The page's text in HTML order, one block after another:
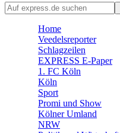
Home
Veedelsreporter
Schlagzeilen
EXPRESS E-Paper
1. FC Köln
Köln
Sport
Promi und Show
Kölner Umland
NRW